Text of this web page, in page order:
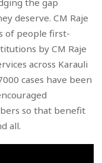
the gap
deserve. CM Raje
of people first-
by CM Raje
across Karauli
cases have been
so that benefit
all.